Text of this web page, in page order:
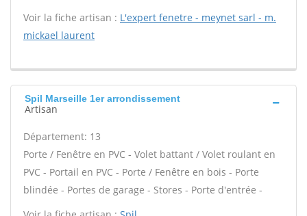
Voir la fiche artisan : L'expert fenetre - meynet sarl - m.
mickael laurent
Spil Marseille 1er arrondissement
Artisan
Département: 13
Porte / Fenêtre en PVC - Volet battant / Volet roulant en
PVC - Portail en PVC - Porte / Fenêtre en bois - Porte
blindée - Portes de garage - Stores - Porte d'entrée -